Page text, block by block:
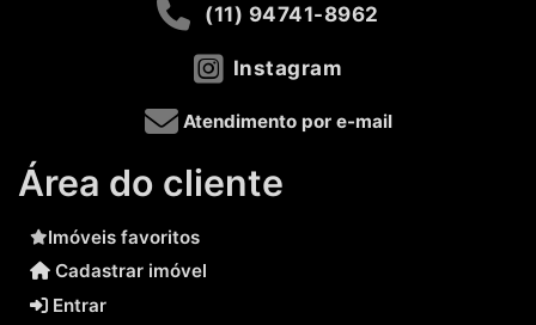
(11) 94741-8962
Instagram
Atendimento por e-mail
Área do cliente
Imóveis favoritos
Cadastrar imóvel
Entrar